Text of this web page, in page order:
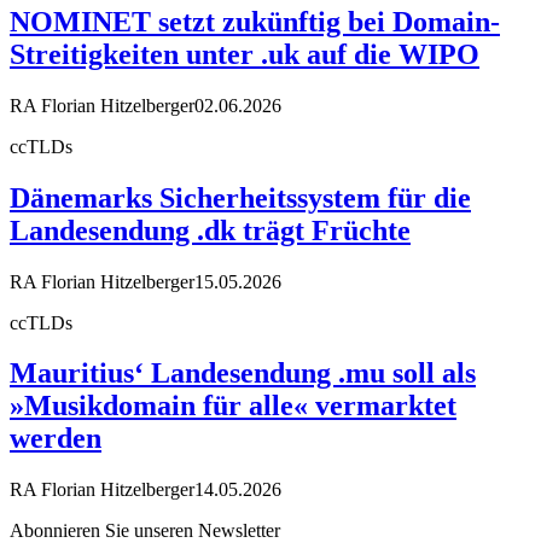
NOMINET setzt zukünftig bei Domain-
Streitigkeiten unter .uk auf die WIPO
RA Florian Hitzelberger02.06.2026
ccTLDs
Dänemarks Sicherheitssystem für die
Landesendung .dk trägt Früchte
RA Florian Hitzelberger15.05.2026
ccTLDs
Mauritius‘ Landesendung .mu soll als
»Musikdomain für alle« vermarktet
werden
RA Florian Hitzelberger14.05.2026
Abonnieren Sie unseren Newsletter